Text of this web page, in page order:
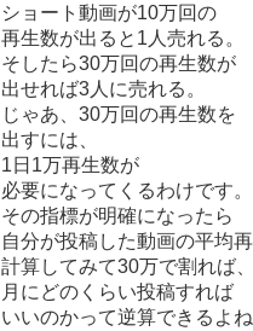
ショート動画が10万回の
再生数が出ると1人売れる。
そしたら30万回の再生数が
出せれば3人に売れる。
じゃあ、30万回の再生数を
出すには、
1日1万再生数が
必要になってくるわけです。
その指標が明確になったら
自分が投稿した動画の平均
計算してみて30万で割れば、
月にどのくらい投稿すれば
いいのかって逆算できるよね